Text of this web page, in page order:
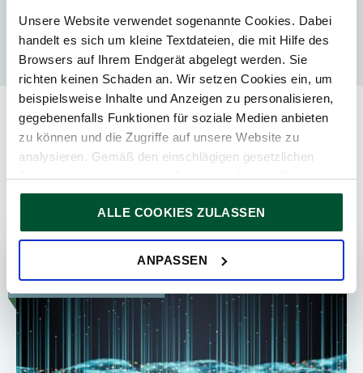
Unsere Website verwendet sogenannte Cookies. Dabei
handelt es sich um kleine Textdateien, die mit Hilfe des
Browsers auf Ihrem Endgerät abgelegt werden. Sie
richten keinen Schaden an. Wir setzen Cookies ein, um
beispielsweise Inhalte und Anzeigen zu personalisieren,
gegebenenfalls Funktionen für soziale Medien anbieten
zu können und die Zugriffe auf unsere Website zu
analysieren. Gemäß den einschlägigen gesetzlichen
Bestimmungen können wir Cookies auf Ihrem Gerät
speichern, wenn diese für den Betrieb unserer Website
unbedingt notwendig sind. Für alle anderen Cookie-Typen
ersuchen wir um Ihre Einwilligung.
Sie können Ihre Einwilligung jederzeit in der
ALLE COOKIES ZULASSEN
ANPASSEN
Birgit Perkounig
Ähnliche Beiträge
Publikationen Videos
IFRS ADVISORY